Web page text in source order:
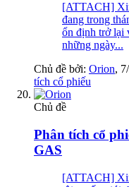
[ATTACH]
đang trong
ổn định trở lại
những ngày...
Chủ đề bởi: Orion,
tích cổ phiếu
Chủ đề
Phân tích cổ
GAS
[ATTACH]